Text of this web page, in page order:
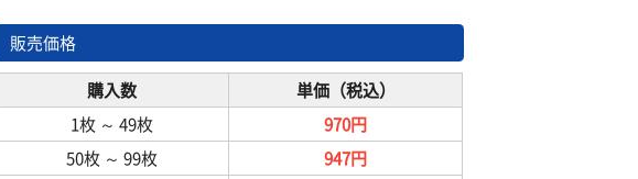
販売価格
購入数
単価（税込）
1枚 ～ 49枚
970円
50枚 ～ 99枚
947円